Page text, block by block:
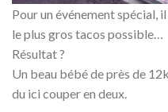
Pour un événement spécial,
le plus gros tacos possible…
Résultat ?
Un beau bébé de près de
du ici couper en deux.